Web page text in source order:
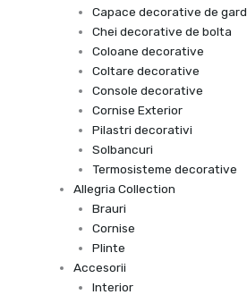
Capace decorative de gard
Chei decorative de bolta
Coloane decorative
Coltare decorative
Console decorative
Cornise Exterior
Pilastri decorativi
Solbancuri
Termosisteme decorative
Allegria Collection
Brauri
Cornise
Plinte
Accesorii
Interior